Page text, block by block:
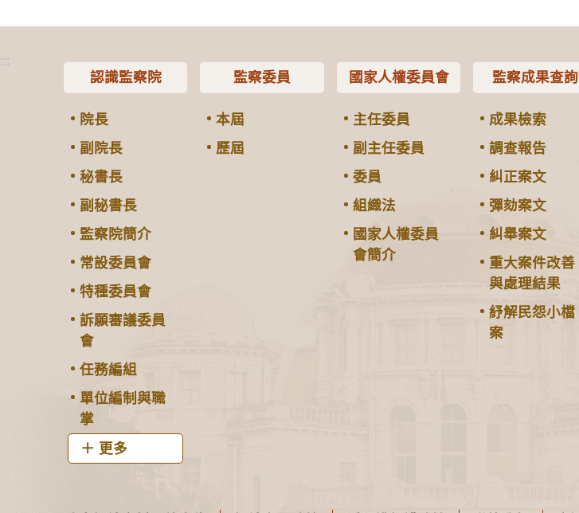
:::
認識監察院
院長
副院長
秘書長
副秘書長
監察院簡介
常設委員會
特種委員會
訴願審議委員
會
任務編組
單位編制與職
掌
更多
監察委員
本屆
歷屆
國家人權委員會
主任委員
副主任委員
委員
組織法
國家人權委員
會簡介
監察成果查詢
成果檢索
調查報告
糾正案文
彈劾案文
糾舉案文
重大案件改善
與處理結果
紓解民怨小檔
案